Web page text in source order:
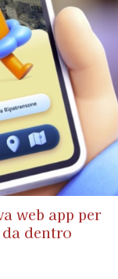
web app per
dentro